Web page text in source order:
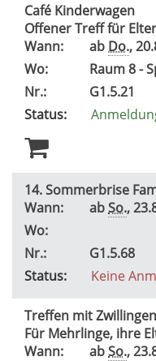
Café Kinderwagen
Offener Treff für
Wann:
ab Do.,
Wo:
Raum 8 -
Nr.:
G1.5.21
Status:
14. Sommerbrise
Wann:
abSo.,
Wo:
Nr.:
G1.5.68
Status:
Keine
Treffen mit Zwillingen
Für Mehrlinge, ihre
Wann:
abSo.,